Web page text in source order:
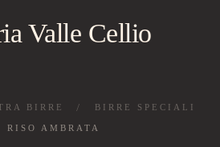
BIRRE BIRRE SPECIALI
RISO AMBRATA